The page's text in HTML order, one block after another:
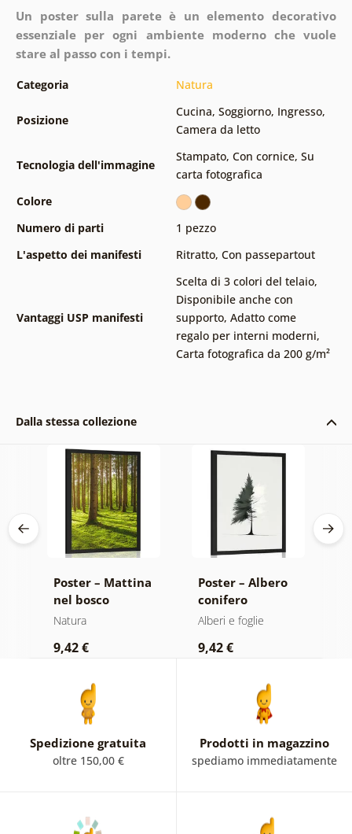
Un poster sulla parete è un elemento decorativo
essenziale per ogni ambiente moderno che vuole
stare al passo con i tempi.
Categoria Natura
Posizione
Cucina, Soggiorno, Ingresso,
Camera da letto
Tecnologia dell'immagine
Stampato, Con cornice, Su
carta fotografica
Colore
Numero di parti
1 pezzo
L'aspetto dei manifesti
Ritratto, Con passepartout
Vantaggi USP manifesti
Scelta di 3 colori del telaio,
Disponibile anche con
supporto, Adatto come
regalo per interni moderni,
Carta fotografica da 200 g/m²
Dalla stessa collezione
Poster – Mattina
nel bosco
Natura
9,42 €
Poster – Albero
conifero
minimalista
Alberi e foglie
9,42 €
Spedizione gratuita
oltre 150,00 €
Prodotti in magazzino
spediamo immediatamente